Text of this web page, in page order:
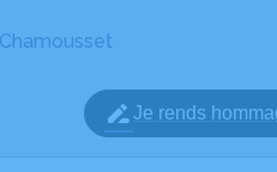
Je rends